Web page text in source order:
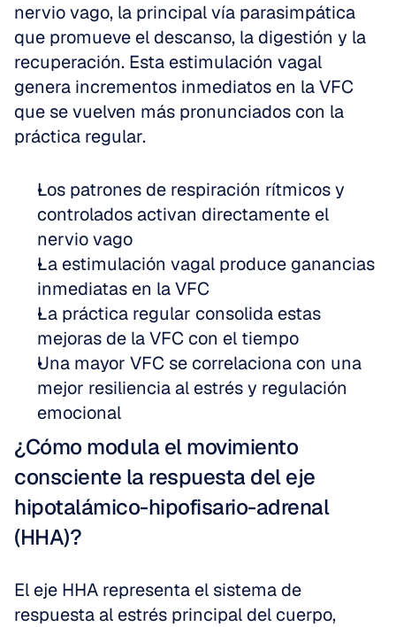
nervio vago, la principal vía parasimpática
que promueve el descanso, la digestión y la
recuperación. Esta estimulación vagal
genera incrementos inmediatos en la VFC
que se vuelven más pronunciados con la
práctica regular.
Los patrones de respiración rítmicos y
controlados activan directamente el
nervio vago
La estimulación vagal produce ganancias
inmediatas en la VFC
La práctica regular consolida estas
mejoras de la VFC con el tiempo
Una mayor VFC se correlaciona con una
mejor resiliencia al estrés y regulación
emocional
¿Cómo modula el movimiento
consciente la respuesta del eje
hipotalámico-hipofisario-adrenal
(HHA)?
El eje HHA representa el sistema de
respuesta al estrés principal del cuerpo,